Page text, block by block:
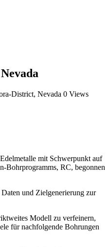
District, Nevada 0 Views
mit Schwerpunkt auf
Bohrprogramms, RC, begonnen
und Zielgenerierung zur
Modell zu verfeinern,
für nachfolgende Bohrungen